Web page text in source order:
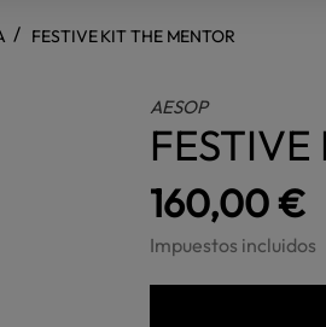
FESTIVE KIT THE MENTOR
AESOP
160,00 €
Impuestos incluidos